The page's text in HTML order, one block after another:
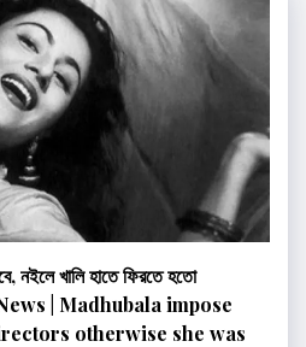
নইলে খালি হাতে ফিরতে হতো
News | Madhubala impose
otherwise she was